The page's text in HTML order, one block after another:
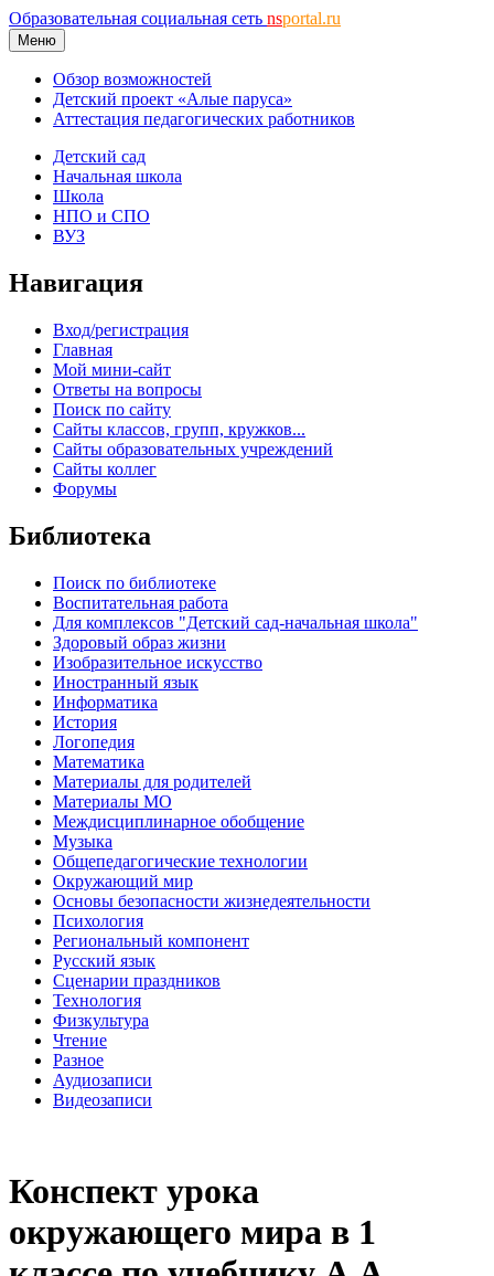
Образовательная социальная сеть nsportal.ru
Меню
Обзор возможностей
Детский проект «Алые паруса»
Аттестация педагогических работников
Детский сад
Начальная школа
Школа
НПО и СПО
ВУЗ
Навигация
Вход/регистрация
Главная
Мой мини-сайт
Ответы на вопросы
Поиск по сайту
Сайты классов, групп, кружков...
Сайты образовательных учреждений
Сайты коллег
Форумы
Библиотека
Поиск по библиотеке
Воспитательная работа
Для комплексов "Детский сад-начальная школа"
Здоровый образ жизни
Изобразительное искусство
Иностранный язык
Информатика
История
Логопедия
Математика
Материалы для родителей
Материалы МО
Междисциплинарное обобщение
Музыка
Общепедагогические технологии
Окружающий мир
Основы безопасности жизнедеятельности
Психология
Региональный компонент
Русский язык
Сценарии праздников
Технология
Физкультура
Чтение
Разное
Аудиозаписи
Видеозаписи
Конспект урока
окружающего мира в 1